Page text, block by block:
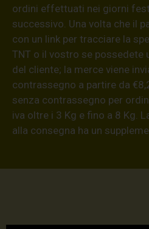
ordini effettuati nei giorni
successivo. Una volta che il
con un link per tracciare la
TNT o il vostro se possedete
del cliente; la merce viene
contrassegno a partire da
senza contrassegno per
iva oltre i 3 Kg e fino a 8 Kg.
alla consegna ha un